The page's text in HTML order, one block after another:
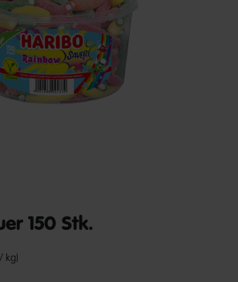
150 Stk.
Rating
kg)